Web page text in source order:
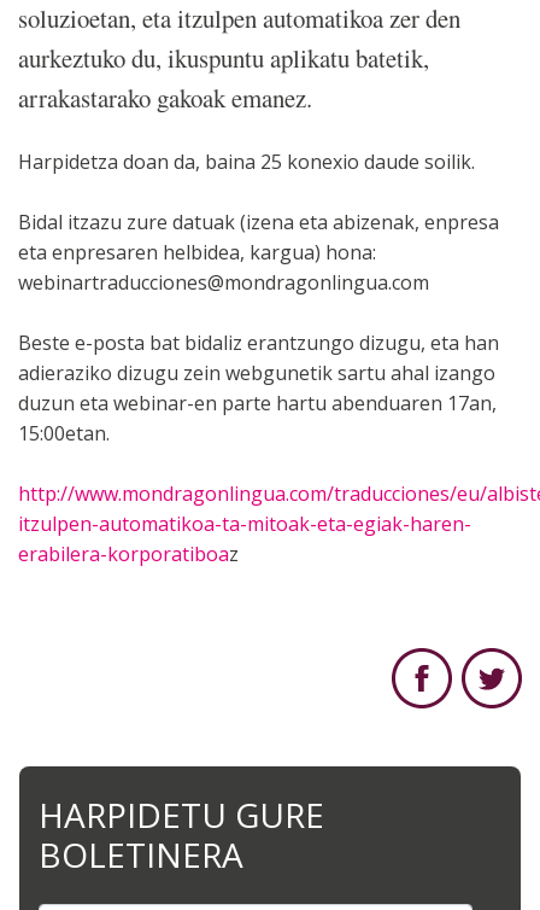
soluzioetan, eta itzulpen automatikoa zer den
aurkeztuko du, ikuspuntu aplikatu batetik,
arrakastarako gakoak emanez.
Harpidetza doan da, baina 25 konexio daude soilik.
Bidal itzazu zure datuak (izena eta abizenak, enpresa
eta enpresaren helbidea, kargua) hona:
webinartraducciones@mondragonlingua.com
Beste e-posta bat bidaliz erantzungo dizugu, eta han
adieraziko dizugu zein webgunetik sartu ahal izango
duzun eta webinar-en parte hartu abenduaren 17an,
15:00etan.
http://www.mondragonlingua.com/traducciones/eu/
itzulpen-automatikoa-ta-mitoak-eta-egiak-haren-
erabilera-korporatiboaz
HARPIDETU GURE
BOLETINERA